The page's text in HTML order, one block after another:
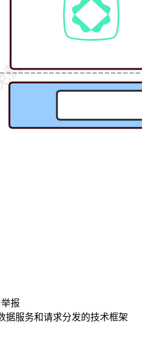
举报
据服务和请求分发的技术框架